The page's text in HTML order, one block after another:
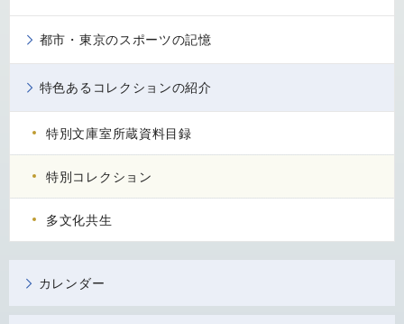
都市・東京のスポーツの記憶
特色あるコレクションの紹介
特別文庫室所蔵資料目録
特別コレクション
多文化共生
カレンダー